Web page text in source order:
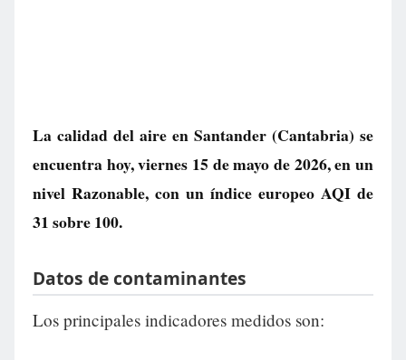
La calidad del aire en Santander (Cantabria) se
encuentra hoy, viernes 15 de mayo de 2026, en un
nivel Razonable, con un índice europeo AQI de
31sobre 100.
Datos de contaminantes
Los principales indicadores medidos son: